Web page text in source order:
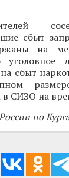
сбыт
на
сбыт
СИЗО на
по